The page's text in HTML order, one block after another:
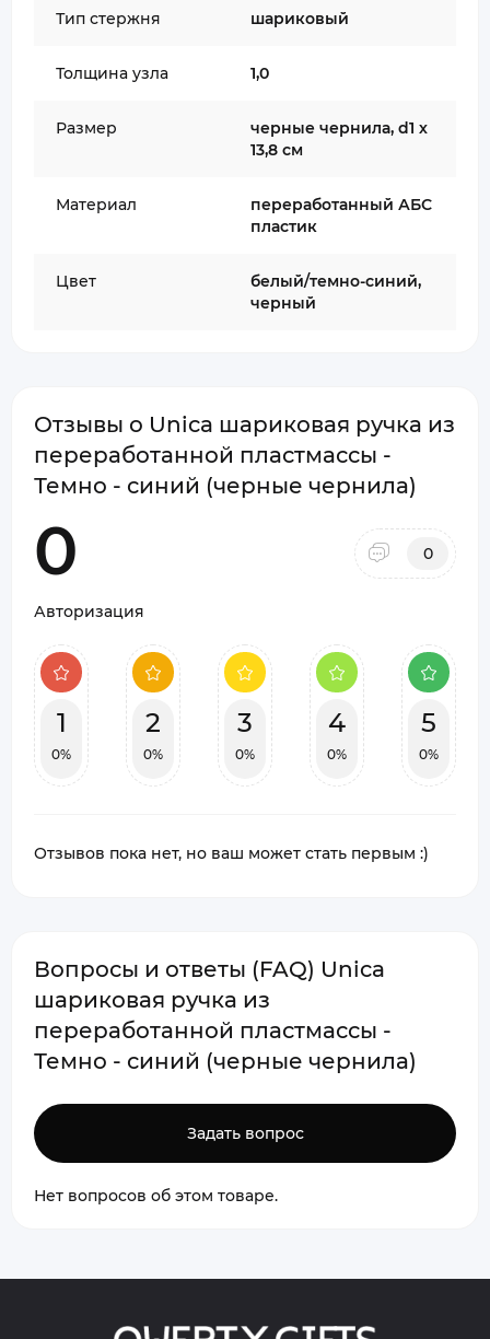
Тип стержня шариковый
Толщина узла 1,0
Размер
черные чернила, d1 х
13,8 см
Материал
переработанный АБС
пластик
Цвет
белый/темно-синий,
черный
Отзывы о Unica шариковая ручка из
переработанной пластмассы -
Темно - синий (черные чернила)
0 0
Авторизация
1
0%
2
0%
3
0%
4
0%
5
0%
Отзывов пока нет, но ваш может стать первым :)
Вопросы и ответы (FAQ) Unica
шариковая ручка из
переработанной пластмассы -
Темно - синий (черные чернила)
Задать вопрос
Нет вопросов об этом товаре.